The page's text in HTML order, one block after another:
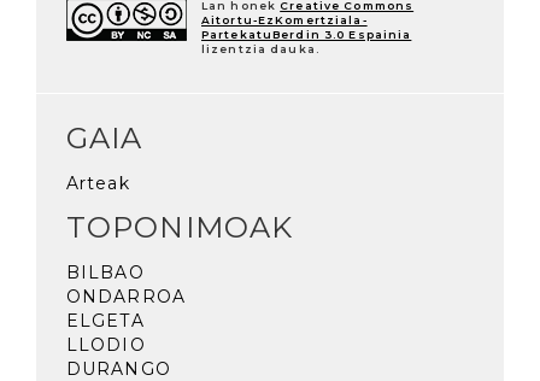
Lan honek Creative Commons
Aitortu-EzKomertziala-
PartekatuBerdin 3.0 Espainia
lizentzia dauka.
GAIA
Arteak
TOPONIMOAK
BILBAO
ONDARROA
ELGETA
LLODIO
DURANGO